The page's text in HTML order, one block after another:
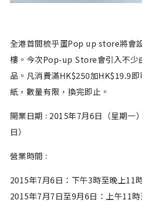
全港首間梳乎蛋Pop up store將會
樓。今次Pop-up Store會引入不少
品。凡消費滿HK$250加HK$19.9
紙，數量有限，換完即止。
開業日期 ： 2015年7月6日（星期一
日）
營業時間 ：
2015年7月6日：下午3時至晚上11
2015年7月7日至9月6日：上午11